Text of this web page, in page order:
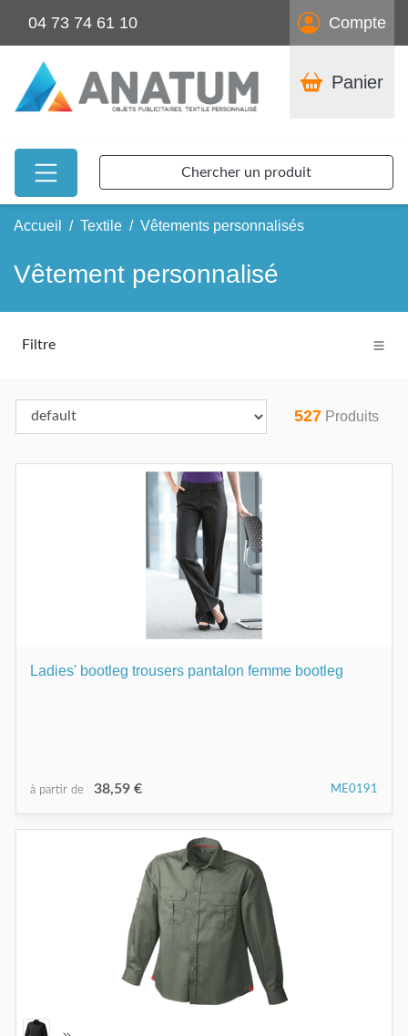
04 73 74 61 10 Compte
Panier
Chercher un produit
Accueil Textile Vêtements personnalisés
Vêtement personnalisé
Filtre
527 Produits
Ladies' bootleg trousers pantalon femme bootleg
à partir de 38,59 € ME0191